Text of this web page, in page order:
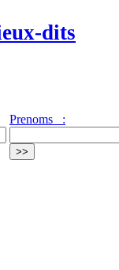
dits
Prenoms :